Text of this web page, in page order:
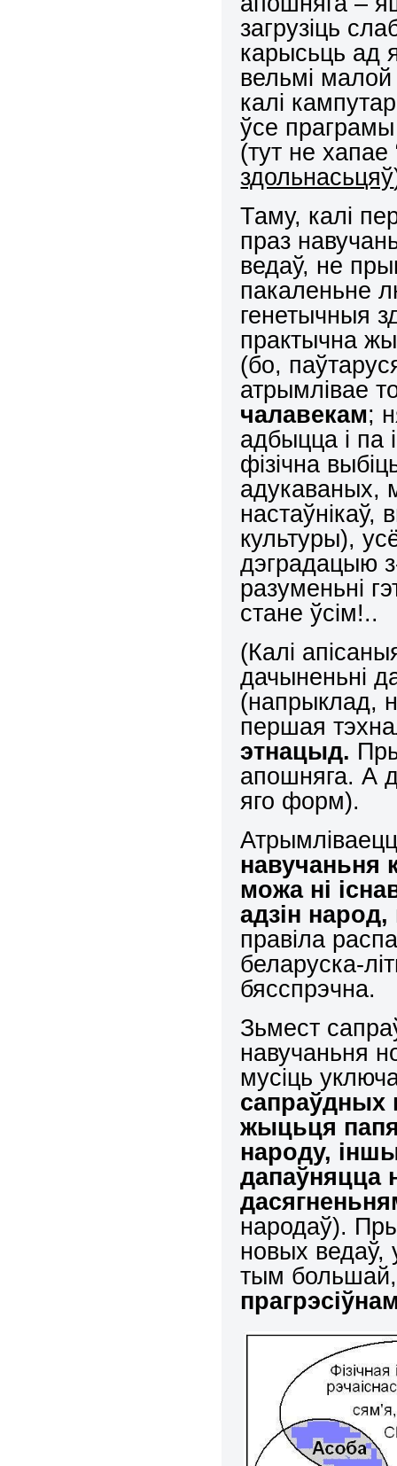
загрузіць
карысьць ад
вельмі
калі
ўсе
(тут не
здольнасьцяў
Таму, калі
праз
ведаў, не
пакаленьне
генетычныя
практычна
(бо,
атрымлівае
чалавекам;
адбыцца і па
фізічна
адукаваных,
настаўнікаў,
культуры),
дэградацыю
разуменьні
стане ўсім!..
(Калі
дачыненьні
(напрыклад,
першая
этнацыд.
апошняга. А
яго форм).
навучаньня
можа ні
адзін
правіла
беларуска-
бясспрэчна.
Зьмест
навучаньня
мусіць
сапраўдных
жыцьця
народу,
дапаўняцца
народаў).
новых ведаў,
тым